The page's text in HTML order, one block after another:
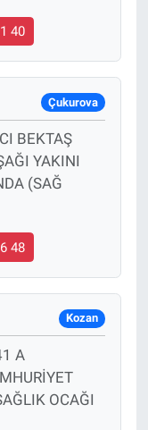
40
Çukurova
BEKTAŞ
YAKINI
(SAĞ
48
Kozan
A
OCAĞI